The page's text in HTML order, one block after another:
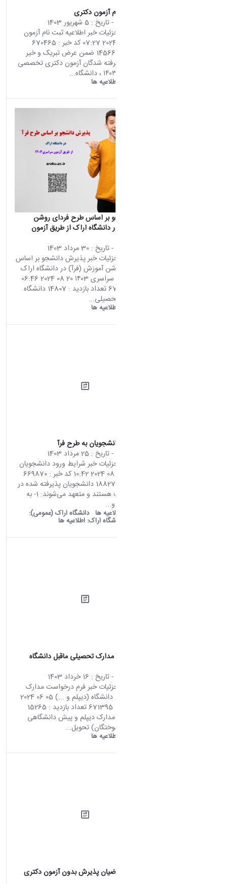
اطلاعیه ثبت نام آزمون دکتری
- تاریخ : 5 شهریور 1403
صفحه اصلی جزئیات خبر اطلاعیه ثبت نام آزمون
دکتری 26 08 2024 07:27 کد خبر : 670465
تعداد بازدید : 14566 ضمن عرض تبریک و خیر
مقدم برای پذیرفته شدگان آزمون دکتری تخصصی
اطلاعیه ها
پذیرش دانشجو بر اساس طرح فردای روشن
آموزش (فرآ) در دانشگاه اراک از طریق آزمون
- تاریخ : 30 مرداد 1403
صفحه اصلی جزئیات خبر پذیرش دانشجو بر اساس
طرح فردای روشن آموزش (فرآ) در دانشگاه اراک
از طریق آزمون سراسری ۱۴۰3 20 08 2024 06:46
کد خبر : 670541 تعداد بازدید : 14807 دانشگاه
اراک در سال تحصیلی...
اطلاعیه ها
شرایط ورود دانشجویان به طرح فرآ
- تاریخ : 25 مرداد 1403
صفحه اصلی جزئیات خبر شرایط ورود دانشجویان
به طرح فرآ 15 08 2024 10:42 کد خبر : 669870
تعداد بازدید : 18827 دانشجویان پذیرفته شده در
طرح فرآ موظف هستند و متعهد می‌شوند: 1- به
دستورالعمل‌ها و...
اطلاعیه ها دانشگاه اراک (عمومی):
دانشگاه اراک: اطلاعیه ها
فرم درخواست مدارک تحصیلی ماقبل دانشگاه
- تاریخ : 16 خرداد 1403
صفحه اصلی جزئیات خبر فرم درخواست مدارک
تحصیلی ماقبل دانشگاه (دیپلم و ...) 05 06 2024
11:43 کد خبر : 671395 تعداد بازدید : 15265
فرآیند دریافت مدارک دیپلم و پیش دانشگاهی
(ویژه دانش آموختگان) تحویل...
اطلاعیه ها
قابل توجه متقاضیان پذیرش بدون آزمون دکتری